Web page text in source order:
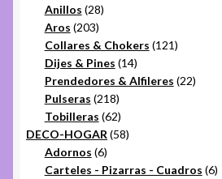
Anillos 2828
Aros 203203
productos
Collares & Chokers 121121
Dijes & Pines 1414
productos
Prendedores & Alfileres 2222
Pulseras 218218
productos
Tobilleras 6262
productos
DECO-HOGAR 5858
Adornos 66
productos
Carteles - Pizarras - Cuadros 66